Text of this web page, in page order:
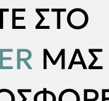
ΣΤΟ
ΜΑΣ